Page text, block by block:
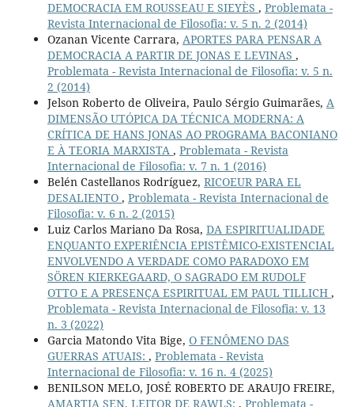
DEMOCRACIA EM ROUSSEAU E SIEYÈS , Problemata -
Revista Internacional de Filosofia: v. 5 n. 2 (2014)
Ozanan Vicente Carrara, APORTES PARA PENSAR A
DEMOCRACIA A PARTIR DE JONAS E LEVINAS ,
Problemata - Revista Internacional de Filosofia: v. 5 n.
2 (2014)
Jelson Roberto de Oliveira, Paulo Sérgio Guimarães, A
DIMENSÃO UTÓPICA DA TÉCNICA MODERNA: A
CRÍTICA DE HANS JONAS AO PROGRAMA BACONIANO
E À TEORIA MARXISTA , Problemata - Revista
Internacional de Filosofia: v. 7 n. 1 (2016)
Belén Castellanos Rodríguez, RICOEUR PARA EL
DESALIENTO , Problemata - Revista Internacional de
Filosofia: v. 6 n. 2 (2015)
Luiz Carlos Mariano Da Rosa, DA ESPIRITUALIDADE
ENQUANTO EXPERIÊNCIA EPISTÊMICO-EXISTENCIAL
ENVOLVENDO A VERDADE COMO PARADOXO EM
SÖREN KIERKEGAARD, O SAGRADO EM RUDOLF
OTTO E A PRESENÇA ESPIRITUAL EM PAUL TILLICH ,
Problemata - Revista Internacional de Filosofia: v. 13
n. 3 (2022)
Garcia Matondo Vita Bige, O FENÔMENO DAS
GUERRAS ATUAIS: , Problemata - Revista
Internacional de Filosofia: v. 16 n. 4 (2025)
BENILSON MELO, JOSÉ ROBERTO DE ARAUJO FREIRE,
AMARTIA SEN, LEITOR DE RAWLS: , Problemata -